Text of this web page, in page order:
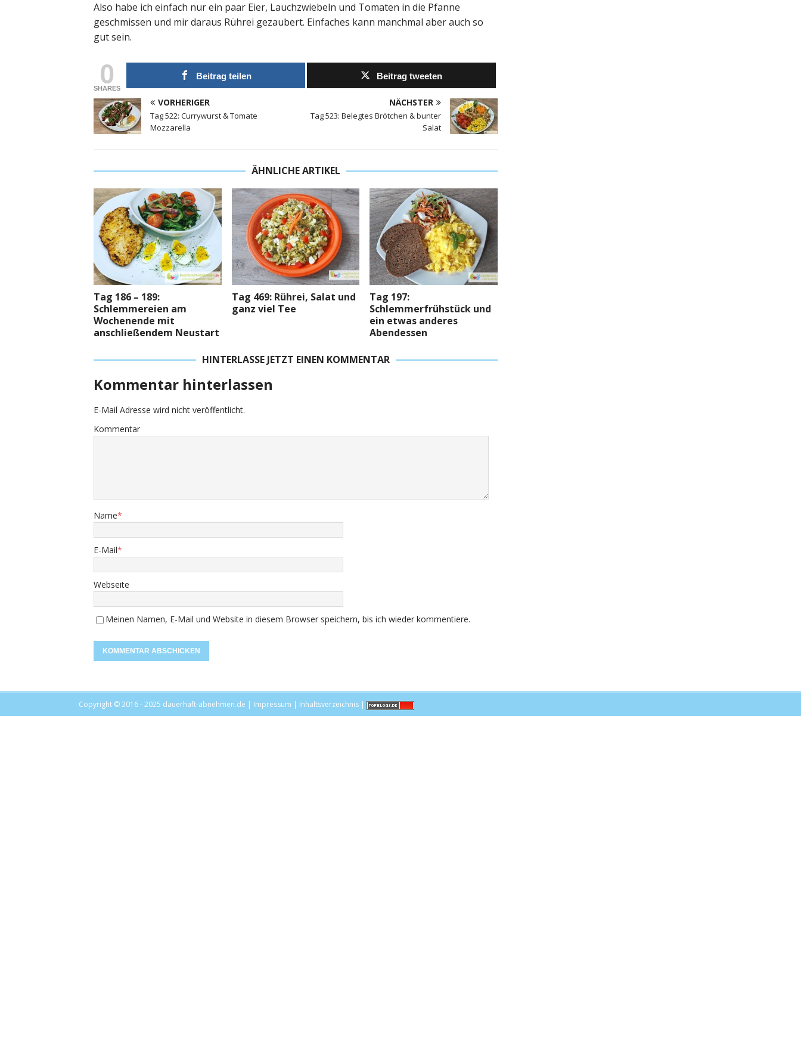
Also habe ich einfach nur ein paar Eier, Lauchzwiebeln und Tomaten in die Pfanne
geschmissen und mir daraus Rührei gezaubert. Einfaches kann manchmal aber auch so
gut sein.
0
SHARES
Beitrag teilen Beitrag tweeten
VORHERIGER
Tag 522: Currywurst & Tomate
Mozzarella
NÄCHSTER
Tag 523: Belegtes Brötchen & bunter
Salat
ÄHNLICHE ARTIKEL
Tag 186 – 189:
Schlemmereien am
Wochenende mit
anschließendem Neustart
Tag 469: Rührei, Salat und
ganz viel Tee
Tag 197:
Schlemmerfrühstück und
ein etwas anderes
Abendessen
HINTERLASSE JETZT EINEN KOMMENTAR
Kommentar hinterlassen
E-Mail Adresse wird nicht veröffentlicht.
Kommentar
Name*
E-Mail*
Webseite
Meinen Namen, E-Mail und Website in diesem Browser speichern, bis ich wieder kommentiere.
Copyright © 2016 - 2025 dauerhaft-abnehmen.de | Impressum | Inhaltsverzeichnis |